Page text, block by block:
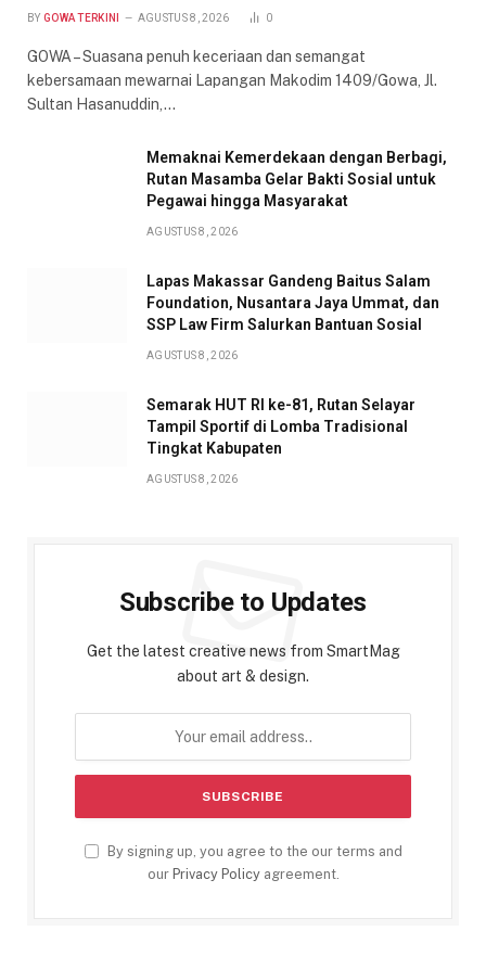
BY GOWA TERKINI AGUSTUS 8, 2026 0
GOWA – Suasana penuh keceriaan dan semangat
kebersamaan mewarnai Lapangan Makodim 1409/Gowa, Jl.
Sultan Hasanuddin,…
Memaknai Kemerdekaan dengan Berbagi,
Rutan Masamba Gelar Bakti Sosial untuk
Pegawai hingga Masyarakat
AGUSTUS 8, 2026
Lapas Makassar Gandeng Baitus Salam
Foundation, Nusantara Jaya Ummat, dan
SSP Law Firm Salurkan Bantuan Sosial
AGUSTUS 8, 2026
Semarak HUT RI ke-81, Rutan Selayar
Tampil Sportif di Lomba Tradisional
Tingkat Kabupaten
AGUSTUS 8, 2026
Subscribe to Updates
Get the latest creative news from SmartMag
about art & design.
By signing up, you agree to the our terms and
our Privacy Policyagreement.